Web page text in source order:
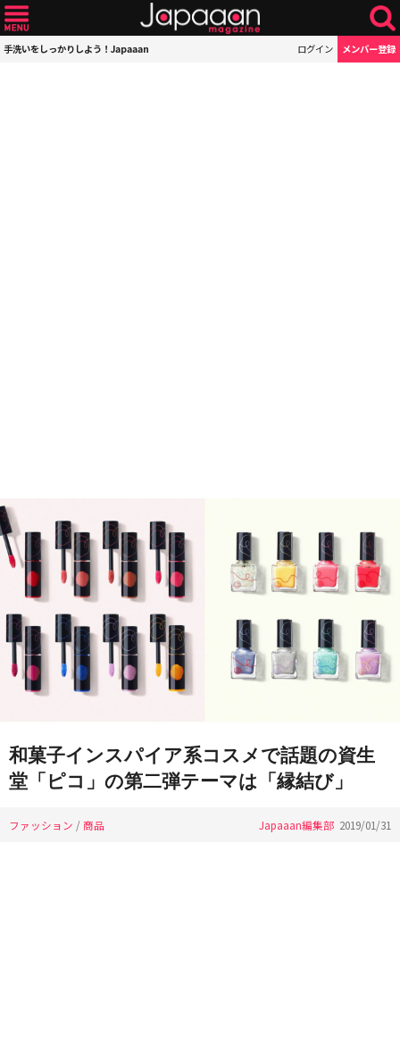
手洗いをしっかりしよう！Japaaan ログイン メンバー登録
和菓子インスパイア系コスメで話題の資生
堂「ピコ」の第二弾テーマは「縁結び」
ファッション /商品 Japaaan編集部 2019/01/31